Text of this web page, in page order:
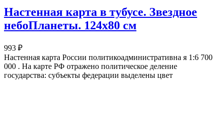
Настенная карта в тубусе. Звездное
небоПланеты. 124х80 см
993 ₽
Настенная карта России политикоадминистративна я 1:6 700
000 . На карте РФ отражено политическое деление
государства: субъекты федерации выделены цвет